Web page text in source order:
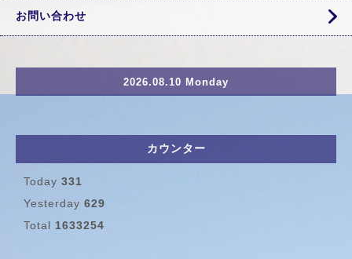
お問い合わせ
2026.08.10 Monday
カウンター
Today 331
Yesterday 629
Total 1633254